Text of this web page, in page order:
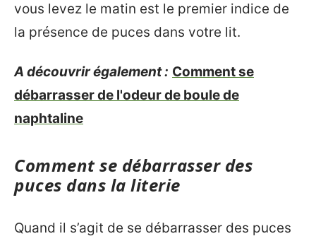
vous levez le matin est le premier indice de
la présence de puces dans votre lit.
A découvrir également : Comment se
débarrasser de l'odeur de boule de
naphtaline
Comment se débarrasser des
puces dans la literie
Quand il s’agit de se débarrasser des puces